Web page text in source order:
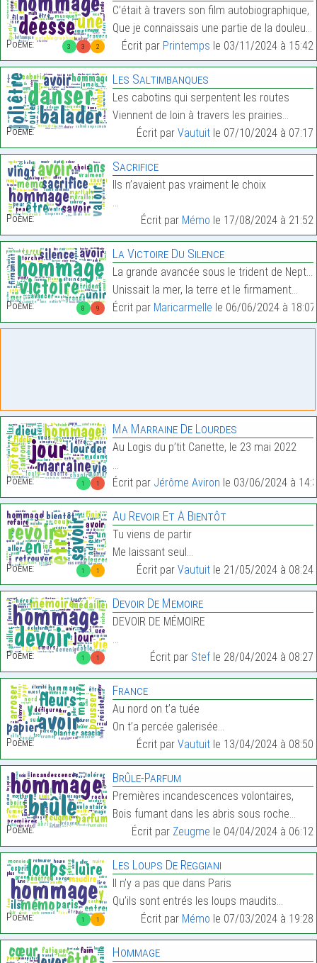
3 3 2
Poème:
C’était à travers son film autobiographique,
Que je connaissais une partie de la douleur,…
Écrit par Printemps le 03/11/2024 à 15:42
Poème:
Les Saltimbanques
Les cabotins qui serpentent les routes
Viennent de loin à travers les prairies…
Écrit par Vautuitle 07/10/2024 à 07:17
Poème:
Sacrifice
Ils n’avaient pas vraiment le choix
…
Écrit par Mémo le 17/08/2024 à 21:52
8 9
Poème:
La Victoire Du Silence
La grande avancée sous le trident de Neptune
Unissait la mer, la terre et le firmament…
Écrit par Maricarmelle le 06/06/2024 à 18:07
1 1
Poème:
Ma Marraine De Lourdes
Au Logis du p’tit Canette, le 23 mai 2022
…
Écrit par Jérôme Aviron le 03/06/2024 à
1 1
Poème:
Au Revoir Et À Bientôt
Tu viens de partir
Me laissant seul…
Écrit par Vautuitle 21/05/2024 à 08:24
1 1
Poème:
Devoir De Memoire
DEVOIR DE MÉMOIRE
…
Écrit par Stefle 28/04/2024 à 08:27
Poème:
France
Au nord on t’a tuée
On t’a percée galerisée…
Écrit par Vautuitle 13/04/2024 à 08:50
Poème:
Brûle-Parfum
Premières incandescences volontaires,
Bois fumant dans les abris sous roche…
Écrit par Zeugme le 04/04/2024 à 06:12
1 1
Poème:
Les Loups De Reggiani
Il n’y a pas que dans Paris
Qu’ils sont entrés les loups maudits…
Écrit par Mémo le 07/03/2024 à 19:28
Hommage